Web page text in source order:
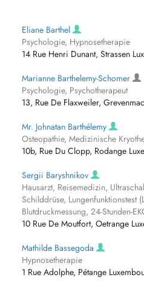
Eliane Barthel
Psychologie, Hypnosetherapie
14 Rue Henri Dunant, Strassen
Marianne Barthelemy-Schomer
Psychologie, Psychotherapeut
13, Rue De Flaxweiler,
Mr. Johnatan Barthélemy
Osteopathie, Medizinische
10b, Rue Du Clopp, Rodange
Sergii Baryshnikov
Hausarzt, Reisemedizin,
Schilddrüse, Lungenfunktionstest
Blutdruckmessung, 24-Stunden-
10 Rue De Moutfort, Oetrange
Mathilde Bassegoda
Hypnosetherapie
1 Rue Adolphe, Pétange